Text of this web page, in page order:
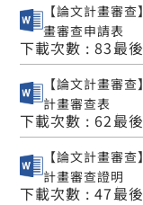
【論文計畫審
畫審查申請表
下載次數 : 83最
【論文計畫審
計畫審查表
下載次數 : 62最
【論文計畫審
計畫審查證明
下載次數 : 47最